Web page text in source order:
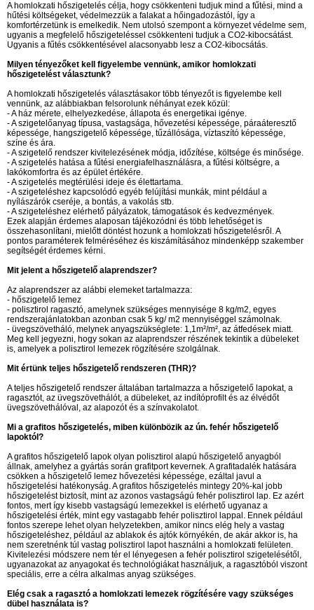
A homlokzati hőszigetelés célja, hogy csökkenteni tudjuk mind a fűtési, mind a
hűtési költségeket, védelmezzük a falakat a hőingadozástól, így a
komfortérzetünk is emelkedik. Nem utolsó szempont a környezet védelme sem,
ugyanis a megfelelő hőszigeteléssel csökkenteni tudjuk a CO2-kibocsátást.
Ugyanis a fűtés csökkentésével alacsonyabb lesz a CO2-kibocsátás.
Milyen tényezőket kell figyelembe vennünk, amikor homlokzati
hőszigetelést választunk?
A homlokzati hőszigetelés választásakor több tényezőt is figyelembe kell
vennünk, az alábbiakban felsorolunk néhányat ezek közül:
- A ház mérete, elhelyezkedése, állapota és energetikai igénye.
- A szigetelőanyag típusa, vastagsága, hővezetési képessége, páraáteresztő
képessége, hangszigetelő képessége, tűzállósága, víztaszító képessége,
színe és ára.
- A szigetelő rendszer kivitelezésének módja, időzítése, költsége és minősége.
- A szigetelés hatása a fűtési energiafelhasználásra, a fűtési költségre, a
lakókomfortra és az épület értékére.
- A szigetelés megtérülési ideje és élettartama.
- A szigeteléshez kapcsolódó egyéb felújítási munkák, mint például a
nyílászárók cseréje, a bontás, a vakolás stb.
- A szigeteléshez elérhető pályázatok, támogatások és kedvezmények.
Ezek alapján érdemes alaposan tájékozódni és több lehetőséget is
összehasonlítani, mielőtt döntést hozunk a homlokzati hőszigetelésről. A
pontos paraméterek felméréséhez és kiszámításához mindenképp szakember
segítségét érdemes kérni.
Mit jelent a hőszigetelő alaprendszer?
Az alaprendszer az alábbi elemeket tartalmazza:
- hőszigetelő lemez
- polisztirol ragasztó, amelynek szükséges mennyisége 8 kg/m2, egyes
rendszerajánlatokban azonban csak 5 kg/ m2 mennyiséggel számolnak.
- üvegszövetháló, melynek anyagszükséglete: 1,1m²/m², az átfedések miatt.
Meg kell jegyezni, hogy sokan az alaprendszer részének tekintik a dübeleket
is, amelyek a polisztirol lemezek rögzítésére szolgálnak.
Mit értünk teljes hőszigetelő rendszeren (THR)?
A teljes hőszigetelő rendszer általában tartalmazza a hőszigetelő lapokat, a
ragasztót, az üvegszövethálót, a dübeleket, az indítóprofilt és az élvédőt
üvegszövethálóval, az alapozót és a színvakolatot.
Mi a grafitos hőszigetelés, miben különbözik az ún. fehér hőszigetelő
lapoktól?
A grafitos hőszigetelő lapok olyan polisztirol alapú hőszigetelő anyagból
állnak, amelyhez a gyártás során grafitport kevernek. A grafitadalék hatására
csökken a hőszigetelő lemez hővezetési képessége, ezáltal javul a
hőszigetelési hatékonyság. A grafitos hőszigetelés mintegy 20%-kal jobb
hőszigetelést biztosít, mint az azonos vastagságú fehér polisztirol lap. Ez azért
fontos, mert így kisebb vastagságú lemezekkel is elérhető ugyanaz a
hőszigetelési érték, mint egy vastagabb fehér polisztirol lappal. Ennek például
fontos szerepe lehet olyan helyzetekben, amikor nincs elég hely a vastag
hőszigeteléshez, például az ablakok és ajtók környékén, de akár akkor is, ha
nem szeretnénk túl vastag polisztirol lapot használni a homlokzati felületen.
Kivitelezési módszere nem tér el lényegesen a fehér polisztirol szigetelésétől,
ugyanazokat az anyagokat és technológiákat használjuk, a ragasztóból viszont
speciális, erre a célra alkalmas anyag szükséges.
Elég csak a ragasztó a homlokzati lemezek rögzítésére vagy szükséges
dübel használata is?